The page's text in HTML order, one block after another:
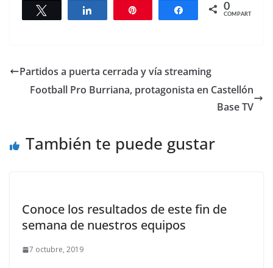
Twittear Compartir Compartir
0
COMPARTIR
Partidos a puerta cerrada y vía streaming
Football Pro Burriana, protagonista en Castellón
Base TV
También te puede gustar
Conoce los resultados de este fin de
semana de nuestros equipos
7 octubre, 2019